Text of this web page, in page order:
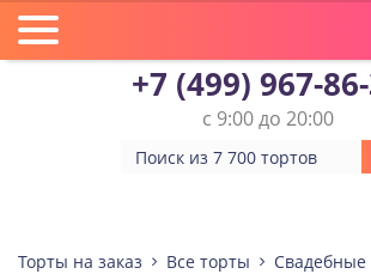
+7 (499) 967-
с 9:00 до 20:00
Торты на заказ Все торты
Свадебные